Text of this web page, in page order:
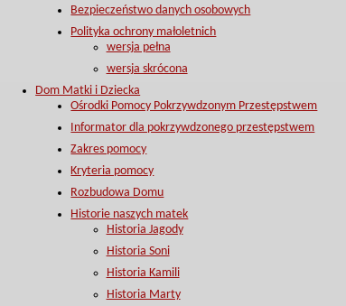
Bezpieczeństwo danych osobowych
Polityka ochrony małoletnich
wersja pełna
wersja skrócona
Dom Matki i Dziecka
Ośrodki Pomocy Pokrzywdzonym Przestępstwem
Informator dla pokrzywdzonego przestępstwem
Zakres pomocy
Kryteria pomocy
Rozbudowa Domu
Historie naszych matek
Historia Jagody
Historia Soni
Historia Kamili
Historia Marty